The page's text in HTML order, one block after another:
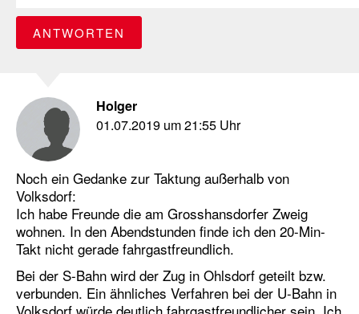
ANTWORTEN
Holger
01.07.2019 um 21:55 Uhr
Noch ein Gedanke zur Taktung außerhalb von
Volksdorf:
Ich habe Freunde die am Grosshansdorfer Zweig
wohnen. In den Abendstunden finde ich den 20-Min-
Takt nicht gerade fahrgastfreundlich.
Bei der S-Bahn wird der Zug in Ohlsdorf geteilt bzw.
verbunden. Ein ähnliches Verfahren bei der U-Bahn in